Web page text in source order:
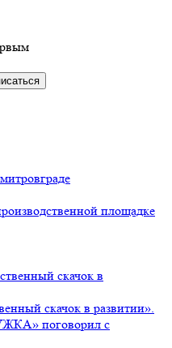
площадке
скачок в развитии».